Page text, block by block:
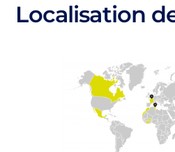
Localisation